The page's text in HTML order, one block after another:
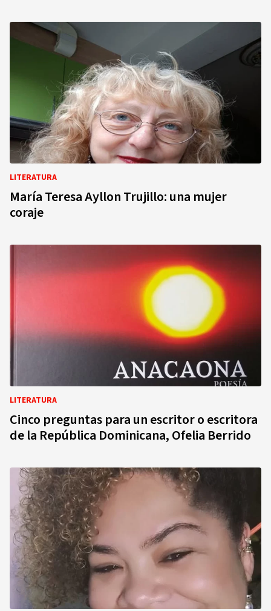
LITERATURA
María Teresa Ayllon Trujillo: una mujer
coraje
LITERATURA
Cinco preguntas para un escritor o escritora
de la República Dominicana, Ofelia Berrido